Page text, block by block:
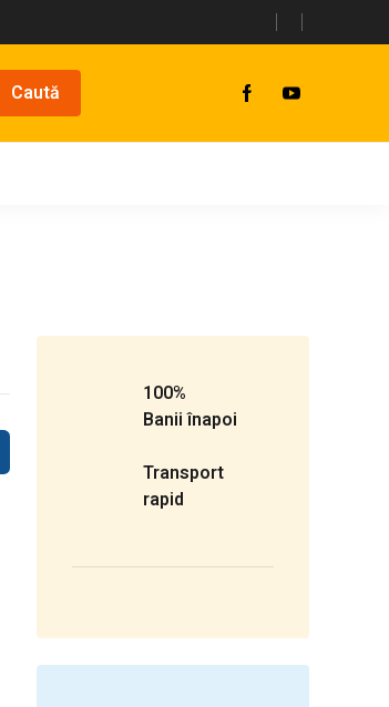
100%
Banii înapoi
Transport
rapid